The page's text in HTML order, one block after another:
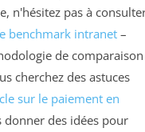
n'hésitez pas à
benchmark intranet–
de comparaison
cherchez des astuces
sur le paiement en
des idées pour